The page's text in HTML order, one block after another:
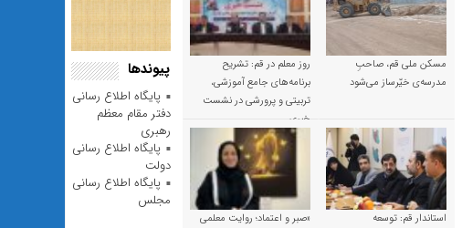
مسکن ملی قم، صاحبِ
مدرسه‌ی خیّرساز می‌شود
روز معلم در قم: تشریح
برنامه‌های جامع آموزشی،
تربیتی و پرورشی در نشست
خبری
استاندار قم: توسعه
«صبر و اعتماد؛ روایت معلمی
پیوندها
پایگاه اطلاع رسانی
دفتر مقام معظم
رهبری
پایگاه اطلاع رسانی
دولت
پایگاه اطلاع رسانی
مجلس